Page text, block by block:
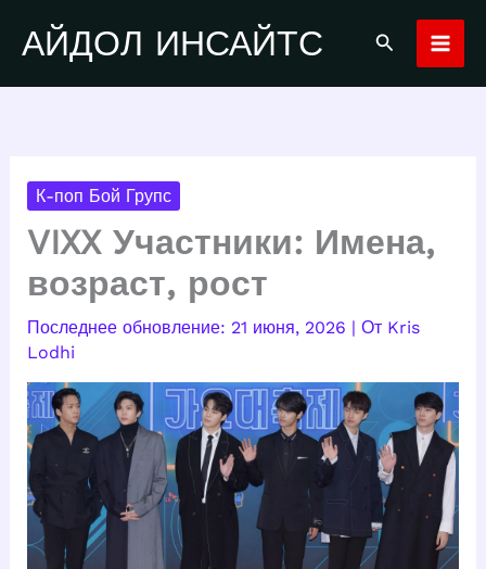
содержимому
АЙДОЛ ИНСАЙТС Поиск
К-поп Бой Групс
VIXX Участники: Имена,
возраст, рост
21 июня, 2026 | От Kris
Lodhi